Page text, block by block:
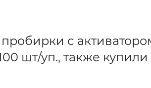
с
шт/уп., также купили